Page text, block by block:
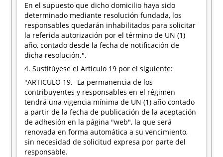
En el supuesto que dicho domicilio haya sido
determinado mediante resolución fundada, los
responsables quedarán inhabilitados para solicitar
la referida autorización por el término de UN (1)
año, contado desde la fecha de notificación de
dicha resolución.".
4. Sustitúyese el Artículo 19 por el siguiente:
"ARTICULO 19.- La permanencia de los
contribuyentes y responsables en el régimen
tendrá una vigencia mínima de UN (1) año contado
a partir de la fecha de publicación de la aceptación
de adhesión en la página "web", la que será
renovada en forma automática a su vencimiento,
sin necesidad de solicitud expresa por parte del
responsable.